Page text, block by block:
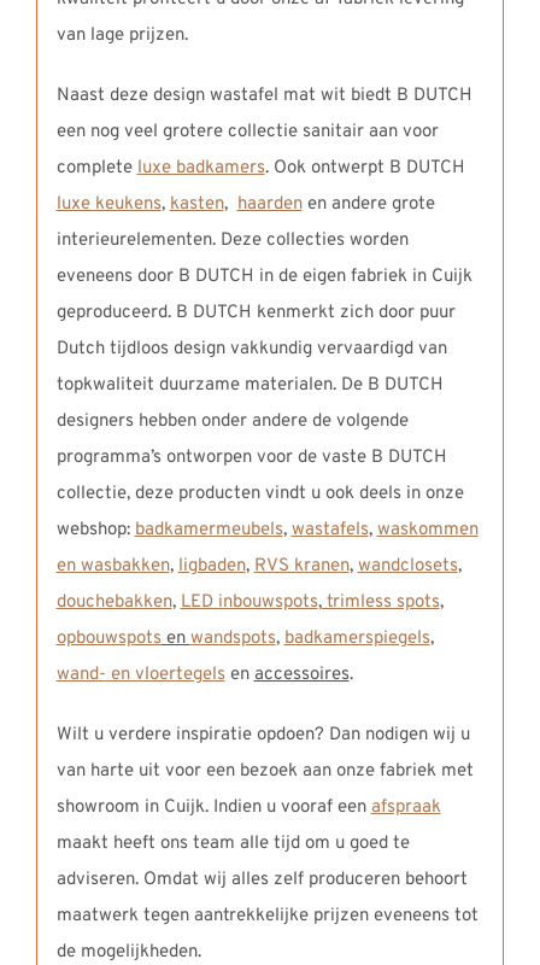
van lage prijzen.
Naast deze design wastafel mat wit biedt B DUTCH
een nog veel grotere collectie sanitair aan voor
complete luxe badkamers. Ook ontwerpt B DUTCH
luxe keukens, kasten, haardenen andere grote
interieurelementen. Deze collecties worden
eveneens door B DUTCH in de eigen fabriek in Cuijk
geproduceerd. B DUTCH kenmerkt zich door puur
Dutch tijdloos design vakkundig vervaardigd van
topkwaliteit duurzame materialen. De B DUTCH
designers hebben onder andere de volgende
programma’s ontworpen voor de vaste B DUTCH
collectie, deze producten vindt u ook deels in onze
webshop: badkamermeubels, wastafels, waskommen
en wasbakken, ligbaden, RVS kranen, wandclosets,
douchebakken, LED inbouwspots,trimless spots,
opbouwspots en wandspots, badkamerspiegels,
wand- en vloertegels en accessoires.
Wilt u verdere inspiratie opdoen? Dan nodigen wij u
van harte uit voor een bezoek aan onze fabriek met
showroom in Cuijk. Indien u vooraf een afspraak
maakt heeft ons team alle tijd om u goed te
adviseren. Omdat wij alles zelf produceren behoort
maatwerk tegen aantrekkelijke prijzen eveneens tot
de mogelijkheden.